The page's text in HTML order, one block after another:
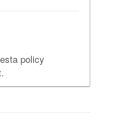
policy